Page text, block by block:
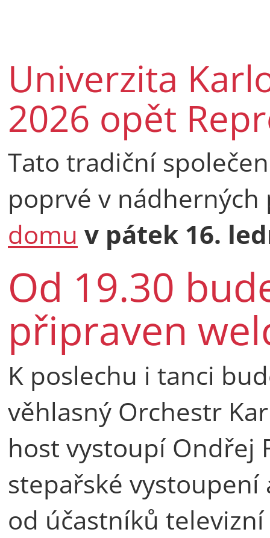
Univerzita
2026 opět
Tato tradiční
poprvé v
domu v pátek 16.
Od 19.30
připraven
K poslechu i tanci
věhlasný Orchestr
host vystoupí Ondřej
stepařské
od účastníků